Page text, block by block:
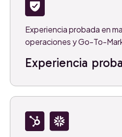
Experiencia
Experiencia probada en
operaciones y Go-To-